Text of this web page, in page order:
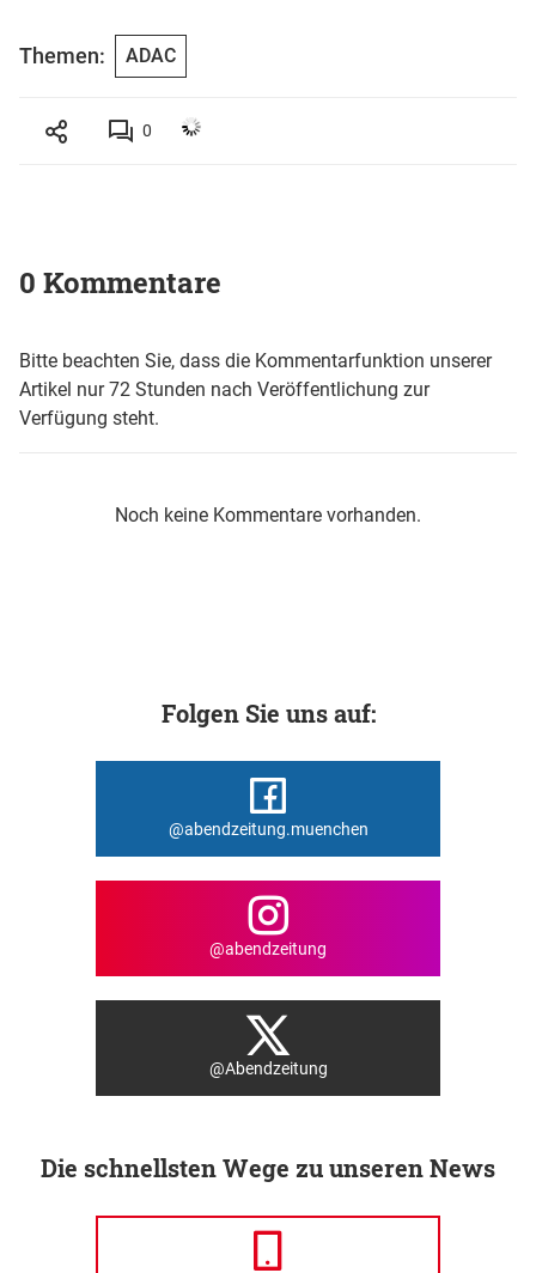
Themen: ADAC
0
0 Kommentare
Bitte beachten Sie, dass die Kommentarfunktion unserer
Artikel nur 72 Stunden nach Veröffentlichung zur
Verfügung steht.
Noch keine Kommentare vorhanden.
Folgen Sie uns auf:
@abendzeitung.muenchen
@abendzeitung
@Abendzeitung
Die schnellsten Wege zu unseren News